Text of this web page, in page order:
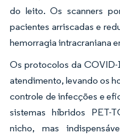
do leito. Os scanners
pacientes arriscadas e
hemorragia intracraniana
Os protocolos da
atendimento, levando os
controle de infecções e
sistemas híbridos PET-
nicho, mas